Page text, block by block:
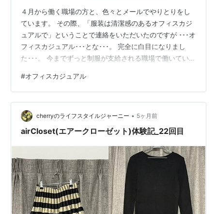
４月から働く職場の方と、色々とメールでやりとりをし
ています。 その際、「服装は清潔感のあるオフィスカジ
ュアルで」ということで連絡をいただいたのですが ･･･オ
フィスカジュアル･･･とな･･･。 完全に白目になりまし
た･･･。 今までずっと制服が支給される職場で働いていた
(^0^;) なんなら、しれっとTシャツジーパン＆スニーカー
で出勤していました･･･。 （デニムば～っかり買って
る･･･） orchidtaffy.hatenablog.com
orchidtaffy.hatenablog.com orchidtaffy.hatenablog.…
#オフィスカジュアル
cherryのライフスタイルジャーニー • 5ヶ月前
airCloset(エアークローゼット)体験記_22回目